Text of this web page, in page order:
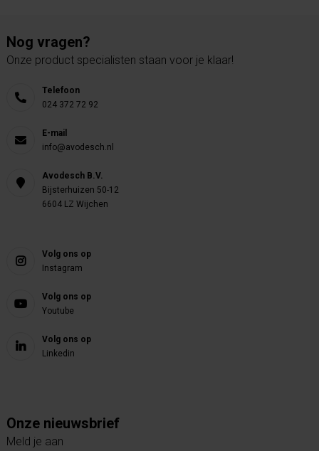
Nog vragen?
Onze product specialisten staan voor je klaar!
Telefoon
024 372 72 92
E-mail
info@avodesch.nl
Avodesch B.V.
Bijsterhuizen 50-12
6604 LZ Wijchen
Volg ons op
Instagram
Volg ons op
Youtube
Volg ons op
Linkedin
Onze nieuwsbrief
Meld je aan